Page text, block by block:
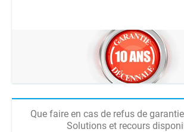
Que faire en cas de refus de
Solutions et recours